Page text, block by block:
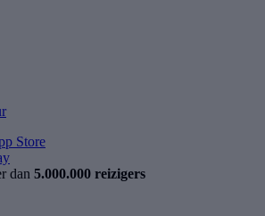
dan 5.000.000 reizigers